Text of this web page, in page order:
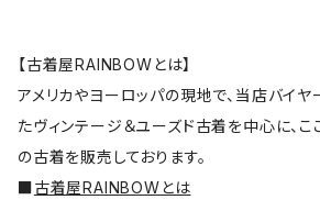
【古着屋RAINBOWとは】
アメリカやヨーロッパの現地で、当店バイ
たヴィンテージ＆ユーズド古着を中心に、
の古着を販売しております。
■古着屋RAINBOWとは